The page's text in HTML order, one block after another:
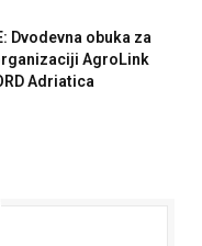
Dvodevna obuka za
AgroLink
Adriatica